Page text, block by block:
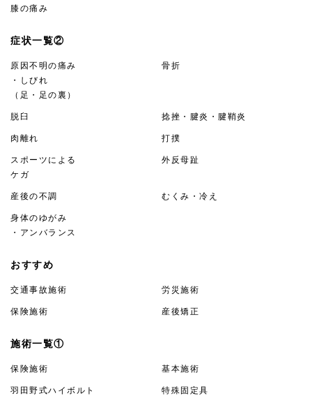
膝の痛み
症状一覧②
原因不明の痛み
・しびれ
（足・足の裏）
骨折
脱臼 捻挫・腱炎・腱鞘炎
肉離れ 打撲
スポーツによる
ケガ
外反母趾
産後の不調 むくみ・冷え
身体のゆがみ
・アンバランス
おすすめ
交通事故施術 労災施術
保険施術 産後矯正
施術一覧①
保険施術 基本施術
羽田野式ハイボルト 特殊固定具